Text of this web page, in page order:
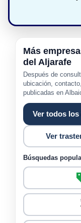
Más
del Aljarafe
Después de
ubicación,
publicadas en
Ver todos
Ver
Búsquedas